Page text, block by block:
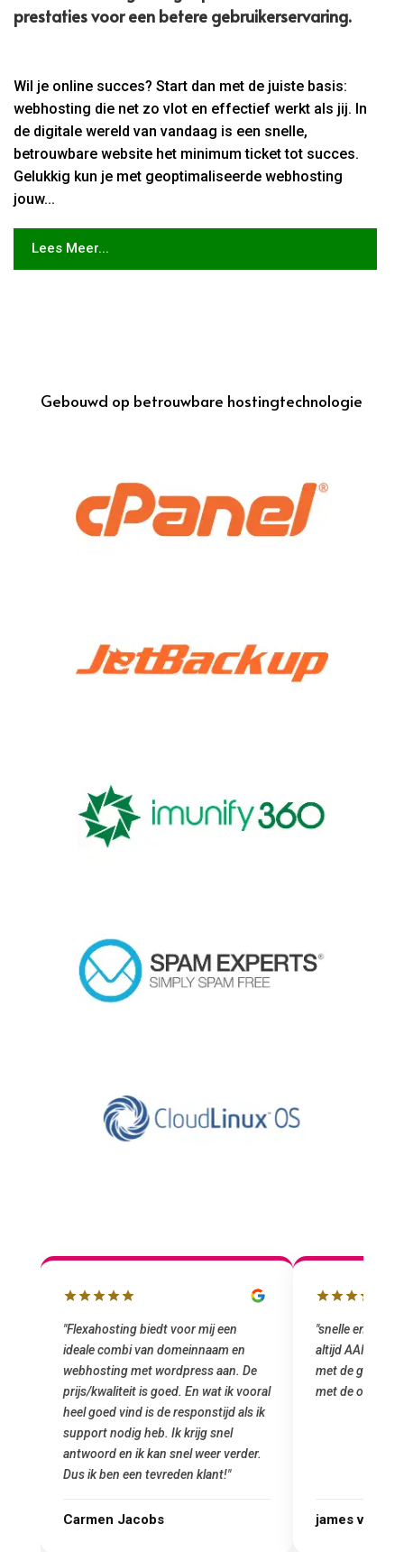
prestaties voor een betere gebruikerservaring.​
Wil je online succes? Start dan met de juiste basis:
webhosting die net zo vlot en effectief werkt als jij. In
de digitale wereld van vandaag is een snelle,
betrouwbare website het minimum ticket tot succes.
Gelukkig kun je met geoptimaliseerde webhosting
jouw...
Lees Meer...
Gebouwd op betrouwbare hostingtechnologie
"Flexahosting biedt voor mij een
ideale combi van domeinnaam en
webhosting met wordpress aan. De
prijs/kwaliteit is goed. En wat ik vooral
heel goed vind is de responstijd als ik
support nodig heb. Ik krijg snel
antwoord en ik kan snel weer verder.
Dus ik ben een tevreden klant!"
Carmen Jacobs
"snelle en
altijd AAN (:
met de grote
met de
james van